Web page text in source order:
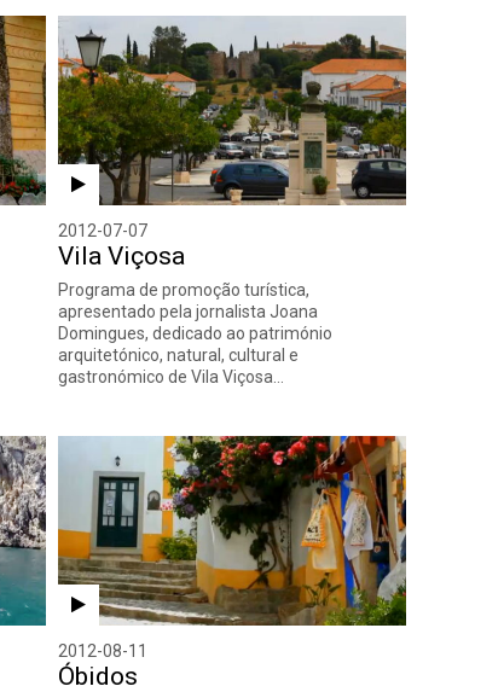
2012-07-07
Vila Viçosa
Programa de promoção turística,
apresentado pela jornalista Joana
Domingues, dedicado ao património
arquitetónico, natural, cultural e
gastronómico de Vila Viçosa…
2012-08-11
Óbidos